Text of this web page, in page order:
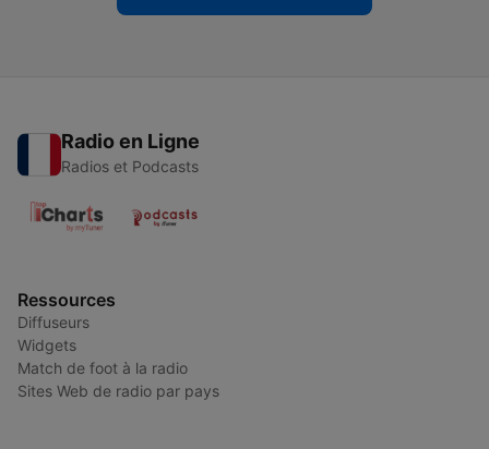
Radio en Ligne
Radios et Podcasts
Ressources
Diffuseurs
Widgets
Match de foot à la radio
Sites Web de radio par pays